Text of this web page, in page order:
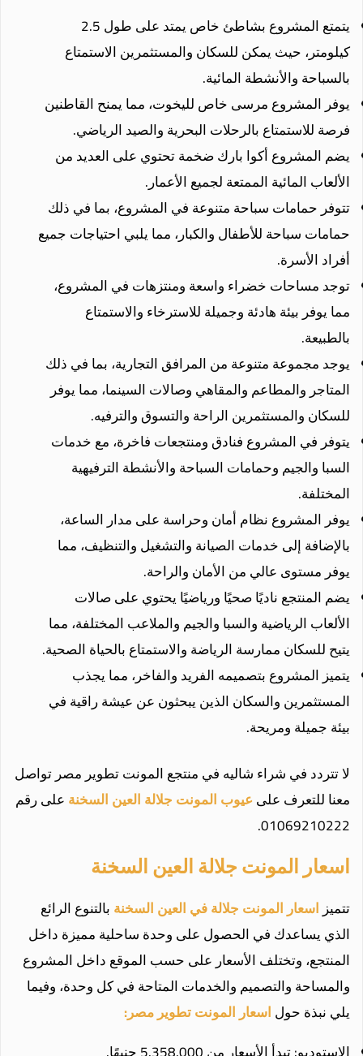
يتمتع المشروع بشاطئ خاص يمتد على طول 2.5
كيلومتر، حيث يمكن للسكان والمستثمرين الاستمتاع
بالسباحة والأنشطة المائية.
يوفر المشروع مرسى خاص لليخوت، مما يمنح القاطنين
فرصة للاستمتاع بالرحلات البحرية والصيد الرياضي.
يضم المشروع أكوا بارك ضخمة تحتوي على العديد من
الألعاب المائية الممتعة لجميع الأعمار.
تتوفر حمامات سباحة متنوعة في المشروع، بما في ذلك
حمامات سباحة للأطفال والكبار، مما يلبي احتياجات جميع
أفراد الأسرة.
توجد مساحات خضراء واسعة ومنتزهات في المشروع،
مما يوفر بيئة هادئة وجميلة للاسترخاء والاستمتاع
بالطبيعة.
يوجد مجموعة متنوعة من المرافق التجارية، بما في ذلك
المتاجر والمطاعم والمقاهي وصالات السينما، مما يوفر
للسكان والمستثمرين الراحة والتسوق والترفيه.
يتوفر في المشروع فنادق ومنتجعات فاخرة، مع خدمات
السبا والجيم وحمامات السباحة والأنشطة الترفيهية
المختلفة.
يوفر المشروع نظام أمان وحراسة على مدار الساعة،
بالإضافة إلى خدمات الصيانة والتشغيل والتنظيف، مما
يوفر مستوى عالي من الأمان والراحة.
يضم المنتجع ناديًا صحيًا ورياضيًا يحتوي على صالات
الألعاب الرياضية والسبا والجيم والملاعب المختلفة، مما
يتيح للسكان ممارسة الرياضة والاستمتاع بالحياة الصحية.
يتميز المشروع بتصميمه الفريد والفاخر، مما يجذب
المستثمرين والسكان الذين يبحثون عن عيشة راقية في
بيئة جميلة ومريحة.
لا تتردد في شراء شاليه في منتجع المونت تطوير مصر تواصل
معنا للتعرف علىعيوب المونت جلالة العينالسخنةعلى رقم
01069210222.
اسعار المونت جلالة العين السخنة
تتميزاسعار المونت جلالة في العين السخنةبالتنوع الرائع
الذي يساعدك في الحصول على وحدة ساحلية مميزة داخل
المنتجع، وتختلف الأسعار على حسب الموقع داخل المشروع
والمساحة والتصميم والخدمات المتاحة في كل وحدة، وفيما
يلي نبذة حولاسعار المونت تطوير مصر: